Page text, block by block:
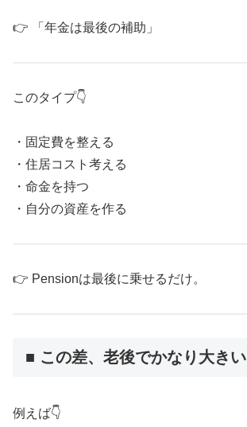
👉 「年金は最後の補助」
このタイプ👇
・固定費を整える
・住居コスト考える
・命金を持つ
・自分の資産を作る
👉 Pensionは最後に乗せるだけ。
■ この差、老後でかなり大きい
例えば👇